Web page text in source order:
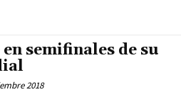
semifinales de su
2018